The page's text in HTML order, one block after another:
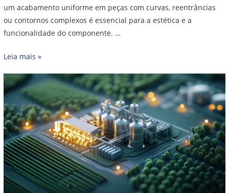
um acabamento uniforme em peças com curvas, reentrâncias
ou contornos complexos é essencial para a estética e a
funcionalidade do componente. …
Leia mais »